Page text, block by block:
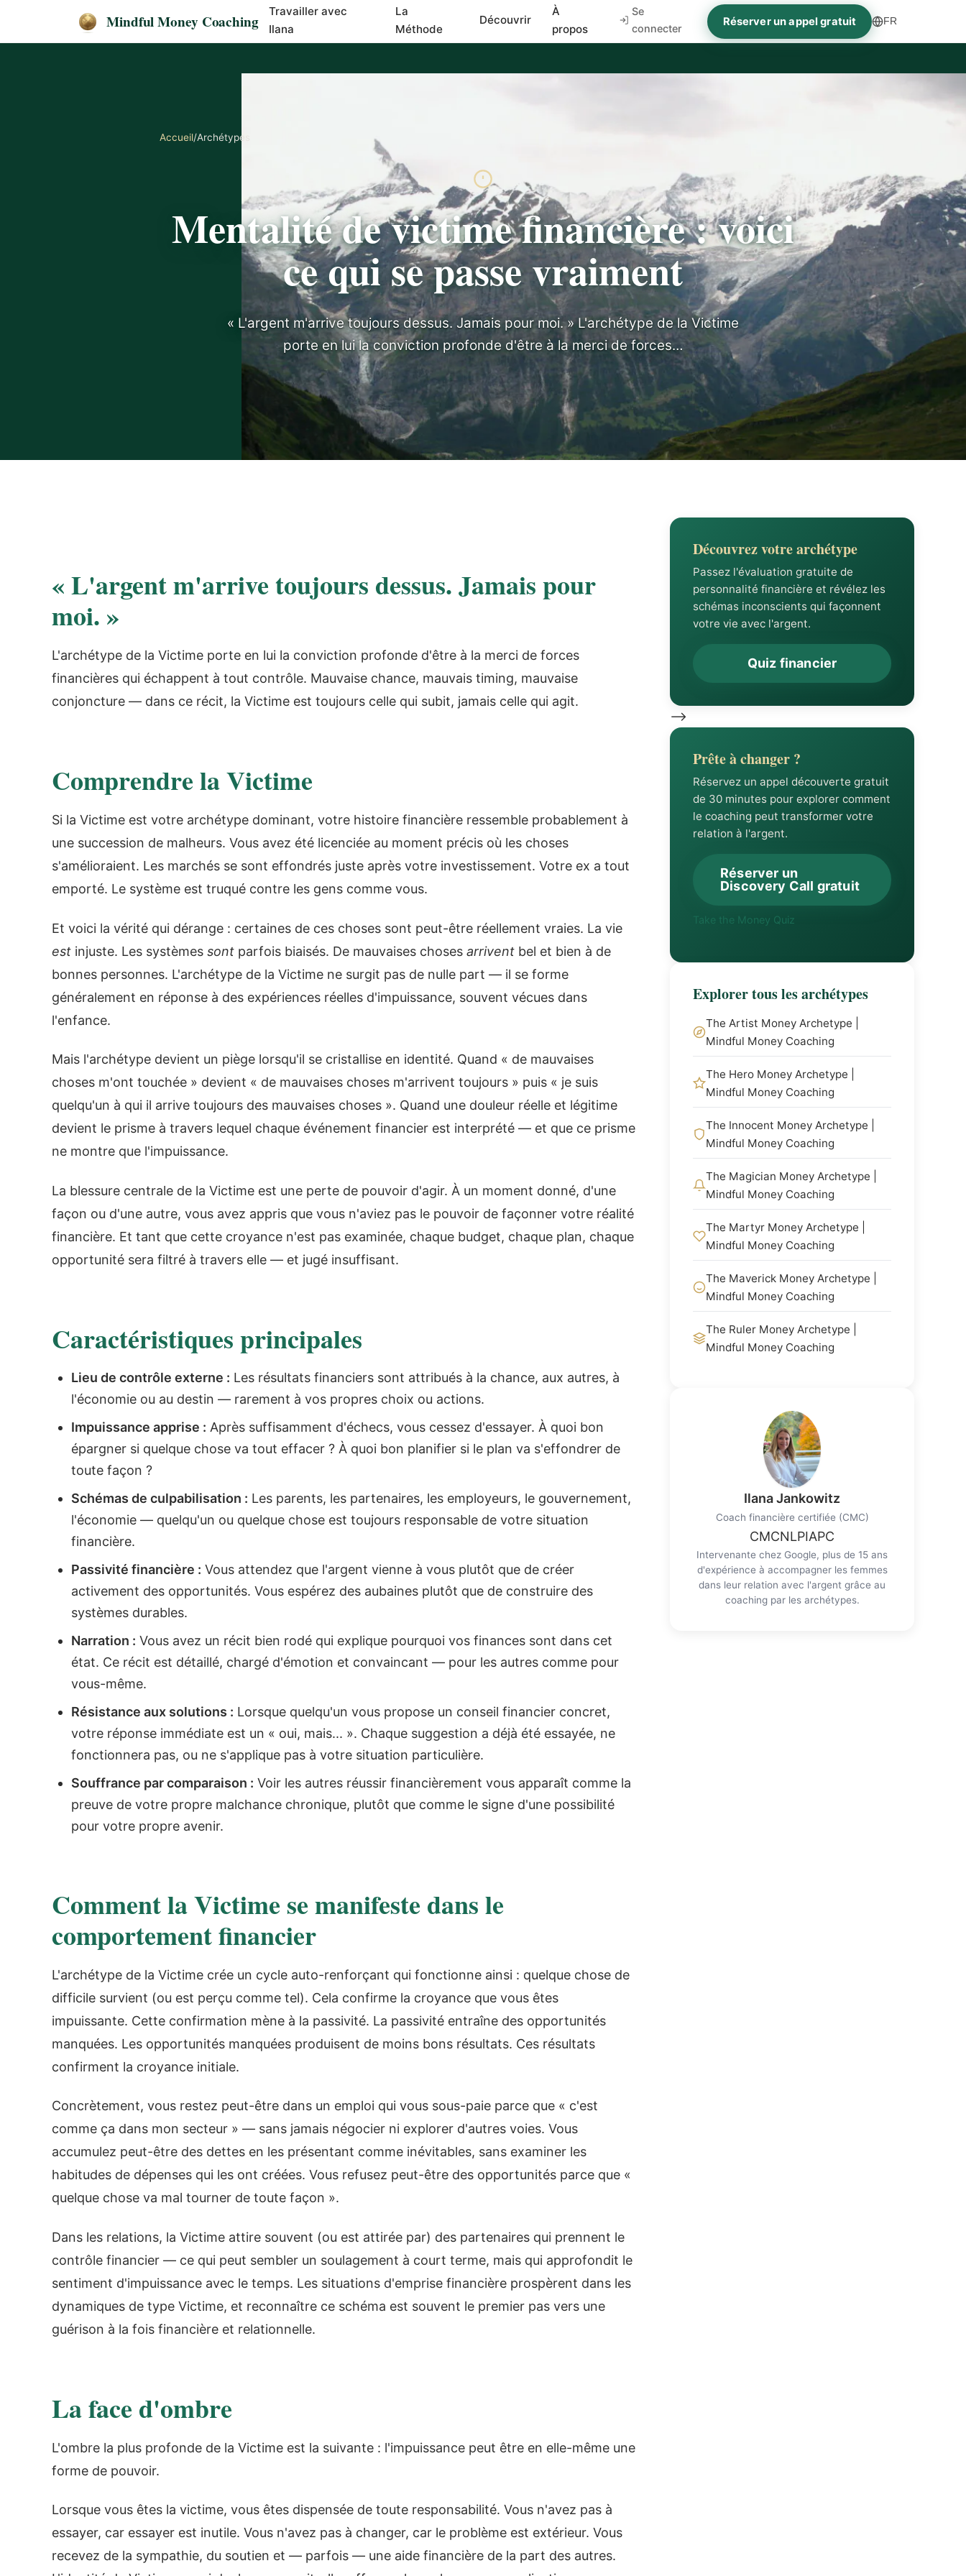
Mindful Money Coaching
Travailler avec
Ilana
La
Méthode
Découvrir
À
propos
Se
connecter
Réserver un appel gratuit FR
Accueil/Archétypes
Mentalité de victime financière : voici
ce qui se passe vraiment
« L'argent m'arrive toujours dessus. Jamais pour moi. » L'archétype de la Victime
porte en lui la conviction profonde d'être à la merci de forces…
« L'argent m'arrive toujours dessus. Jamais pour
moi. »
L'archétype de la Victime porte en lui la conviction profonde d'être à la merci de forces
financières qui échappent à tout contrôle. Mauvaise chance, mauvais timing, mauvaise
conjoncture — dans ce récit, la Victime est toujours celle qui subit, jamais celle qui agit.
Comprendre la Victime
Si la Victime est votre archétype dominant, votre histoire financière ressemble probablement à
une succession de malheurs. Vous avez été licenciée au moment précis où les choses
s'amélioraient. Les marchés se sont effondrés juste après votre investissement. Votre ex a tout
emporté. Le système est truqué contre les gens comme vous.
Et voici la vérité qui dérange : certaines de ces choses sont peut-être réellement vraies. La vie
est injuste. Les systèmes sont parfois biaisés. De mauvaises choses arrivent bel et bien à de
bonnes personnes. L'archétype de la Victime ne surgit pas de nulle part — il se forme
généralement en réponse à des expériences réelles d'impuissance, souvent vécues dans
l'enfance.
Mais l'archétype devient un piège lorsqu'il se cristallise en identité. Quand « de mauvaises
choses m'ont touchée » devient « de mauvaises choses m'arrivent toujours » puis « je suis
quelqu'un à qui il arrive toujours des mauvaises choses ». Quand une douleur réelle et légitime
devient le prisme à travers lequel chaque événement financier est interprété — et que ce prisme
ne montre que l'impuissance.
La blessure centrale de la Victime est une perte de pouvoir d'agir. À un moment donné, d'une
façon ou d'une autre, vous avez appris que vous n'aviez pas le pouvoir de façonner votre réalité
financière. Et tant que cette croyance n'est pas examinée, chaque budget, chaque plan, chaque
opportunité sera filtré à travers elle — et jugé insuffisant.
Caractéristiques principales
Lieu de contrôle externe : Les résultats financiers sont attribués à la chance, aux autres, à
l'économie ou au destin — rarement à vos propres choix ou actions.
Impuissance apprise : Après suffisamment d'échecs, vous cessez d'essayer. À quoi bon
épargner si quelque chose va tout effacer ? À quoi bon planifier si le plan va s'effondrer de
toute façon ?
Schémas de culpabilisation : Les parents, les partenaires, les employeurs, le gouvernement,
l'économie — quelqu'un ou quelque chose est toujours responsable de votre situation
financière.
Passivité financière : Vous attendez que l'argent vienne à vous plutôt que de créer
activement des opportunités. Vous espérez des aubaines plutôt que de construire des
systèmes durables.
Narration : Vous avez un récit bien rodé qui explique pourquoi vos finances sont dans cet
état. Ce récit est détaillé, chargé d'émotion et convaincant — pour les autres comme pour
vous-même.
Résistance aux solutions : Lorsque quelqu'un vous propose un conseil financier concret,
votre réponse immédiate est un « oui, mais... ». Chaque suggestion a déjà été essayée, ne
fonctionnera pas, ou ne s'applique pas à votre situation particulière.
Souffrance par comparaison : Voir les autres réussir financièrement vous apparaît comme la
preuve de votre propre malchance chronique, plutôt que comme le signe d'une possibilité
pour votre propre avenir.
Comment la Victime se manifeste dans le
comportement financier
L'archétype de la Victime crée un cycle auto-renforçant qui fonctionne ainsi : quelque chose de
difficile survient (ou est perçu comme tel). Cela confirme la croyance que vous êtes
impuissante. Cette confirmation mène à la passivité. La passivité entraîne des opportunités
manquées. Les opportunités manquées produisent de moins bons résultats. Ces résultats
confirment la croyance initiale.
Concrètement, vous restez peut-être dans un emploi qui vous sous-paie parce que « c'est
comme ça dans mon secteur » — sans jamais négocier ni explorer d'autres voies. Vous
accumulez peut-être des dettes en les présentant comme inévitables, sans examiner les
habitudes de dépenses qui les ont créées. Vous refusez peut-être des opportunités parce que «
quelque chose va mal tourner de toute façon ».
Dans les relations, la Victime attire souvent (ou est attirée par) des partenaires qui prennent le
contrôle financier — ce qui peut sembler un soulagement à court terme, mais qui approfondit le
sentiment d'impuissance avec le temps. Les situations d'emprise financière prospèrent dans les
dynamiques de type Victime, et reconnaître ce schéma est souvent le premier pas vers une
guérison à la fois financière et relationnelle.
La face d'ombre
L'ombre la plus profonde de la Victime est la suivante : l'impuissance peut être en elle-même une
forme de pouvoir.
Lorsque vous êtes la victime, vous êtes dispensée de toute responsabilité. Vous n'avez pas à
essayer, car essayer est inutile. Vous n'avez pas à changer, car le problème est extérieur. Vous
recevez de la sympathie, du soutien et — parfois — une aide financière de la part des autres.
Découvrez votre archétype
Passez l'évaluation gratuite de
personnalité financière et révélez les
schémas inconscients qui façonnent
votre vie avec l'argent.
Quiz financier
-->
Prête à changer ?
Réservez un appel découverte gratuit
de 30 minutes pour explorer comment
le coaching peut transformer votre
relation à l'argent.
Réserver un
Discovery Call gratuit
Take the Money Quiz
Explorer tous les archétypes
The Artist Money Archetype |
Mindful Money Coaching
The Hero Money Archetype |
Mindful Money Coaching
The Innocent Money Archetype |
Mindful Money Coaching
The Magician Money Archetype |
Mindful Money Coaching
The Martyr Money Archetype |
Mindful Money Coaching
The Maverick Money Archetype |
Mindful Money Coaching
The Ruler Money Archetype |
Mindful Money Coaching
Ilana Jankowitz
Coach financière certifiée (CMC)
CMCNLPIAPC
Intervenante chez Google, plus de 15 ans
d'expérience à accompagner les femmes
dans leur relation avec l'argent grâce au
coaching par les archétypes.